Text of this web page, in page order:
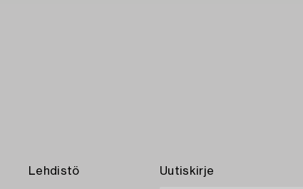
Lehdistö Uutiskirje